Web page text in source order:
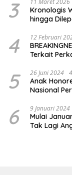
3 11 Maret 2026
Kronologis
hingga
4 12 Februari
Terkait
5 26 Juni 2024
Anak
Nasional
6 9 Januari 2024
Mulai
Tak Lagi